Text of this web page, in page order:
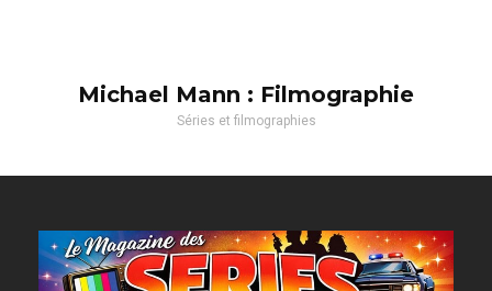
Michael Mann : Filmographie
Séries et filmographies